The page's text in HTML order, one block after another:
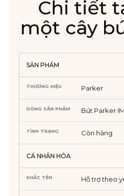
Chi tiết
một cây
SẢN PHẨM
THƯƠNG HIỆU Parker
DÒNG SẢN PHẨM Bút Parker IM
TÌNH TRẠNG Còn hàng
CÁ NHÂN HÓA
KHẮC TÊN Hỗ trợ theo